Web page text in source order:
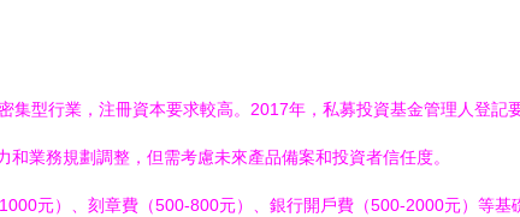
集型行業，注冊資本要求較高。2017年，私募投資基金管理人登
業務規劃調整，但需考慮未來產品備案和投資者信任度。
元）、刻章費（500-800元）、銀行開戶費（500-2000元）等基